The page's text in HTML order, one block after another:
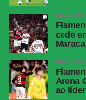
(Algarañaz) e Moisés
Brasil:Alisson;
Alexsandro e Caio
Lucas), Bruno
(Estêvão), Samuel
Pedro). Técnico:
COMENTE ABAIXO:
cede
Arena
ao